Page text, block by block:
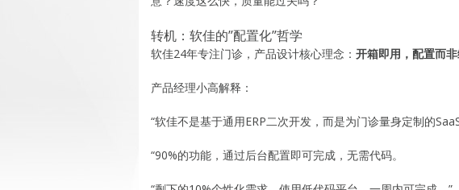
转机：软佳的”配置化”哲学
软佳24年专注门诊，产品设计核心理念： 开箱即用，配置而
产品经理小高解释：
“软佳不是基于通用ERP二次开发，而是为门诊量身定制的SaaS
“90%的功能，通过后台配置即可完成，无需代码。